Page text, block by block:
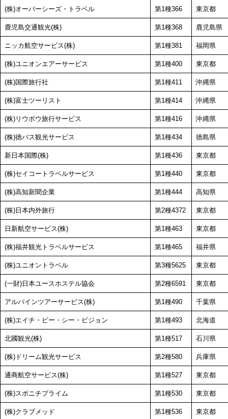
(株)オーバーシーズ・トラベル 第1種366 東京都
鹿児島交通観光(株) 第1種368 鹿児島県
ニッカ航空サービス(株) 第1種381 福岡県
(株)ユニオンエアーサービス 第1種400 東京都
(株)国際旅行社 第1種411 沖縄県
(株)富士ツーリスト 第1種414 沖縄県
(株)リウボウ旅行サービス 第1種416 沖縄県
(株)徳バス観光サービス 第1種434 徳島県
新日本国際(株) 第1種436 東京都
(株)セイコートラベルサービス 第1種440 東京都
(株)高知新聞企業 第1種444 高知県
(株)日本内外旅行 第2種4372 東京都
日新航空サービス(株) 第1種463 東京都
(株)福井観光トラベルサービス 第1種465 福井県
(株)ユニオントラベル 第3種5625 東京都
(一財)日本ユースホステル協会 第2種6591 東京都
アルパインツアーサービス(株) 第1種490 千葉県
(株)エイチ・ビー・シー・ビジョン 第1種493 北海道
北國観光(株) 第1種517 石川県
(株)ドリーム観光サービス 第2種580 兵庫県
通商航空サービス(株) 第1種527 東京都
(株)スポニチプライム 第1種530 東京都
(株)クラブメッド 第1種536 東京都